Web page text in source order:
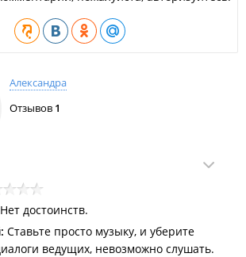
Александра
Отзывов 1
Нет достоинств.
Ставьте просто музыку, и уберите
ведущих, невозможно слушать.